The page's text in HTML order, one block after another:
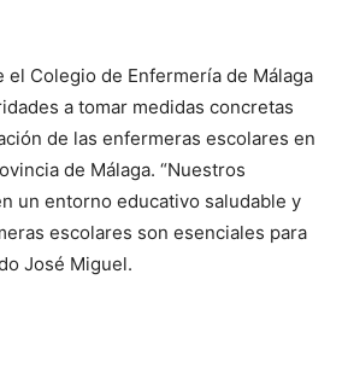
el Colegio de Enfermería de Málaga
a tomar medidas concretas
de las enfermeras escolares en
de Málaga. “Nuestros
un entorno educativo saludable y
escolares son esenciales para
José Miguel.